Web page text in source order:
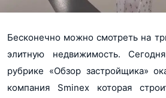
Бесконечно можно смотреть на
элитную недвижимость.
рубрике «Обзор застройщика»
компания Sminex которая